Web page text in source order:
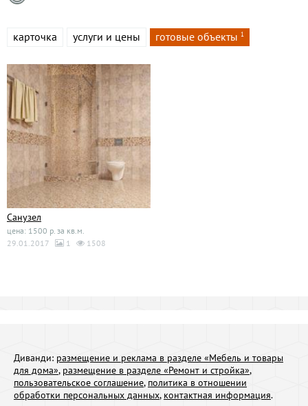
карточка услуги и цены готовые объекты 1
Санузел
цена: 1500 р. за кв.м.
29.01.2017
1 1508
Диванди: размещение и реклама в разделе «Мебель и товары
для дома», размещение в разделе «Ремонт и стройка»,
пользовательское соглашение, политика в отношении
обработки персональных данных, контактная информация.